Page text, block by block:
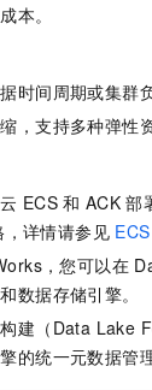
本。
时间周期或集群
，支持多种弹性
ECS 和 ACK 部
详情请参见 ECS
，您可以在
数据存储引擎。
建（Data Lake
的统一元数据管理